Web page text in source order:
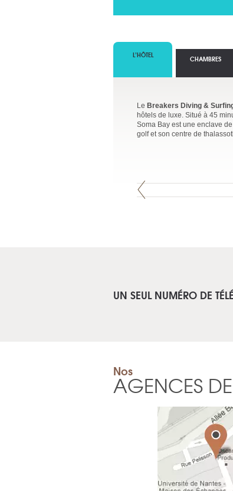
L’HÔTEL
Le Breakers Diving &
hôtels de luxe. Situé à 45
Soma Bay est une enclave
golf et son centre de
CHAMBRES
UN SEUL NUMÉRO DE
Nos
AGENCES